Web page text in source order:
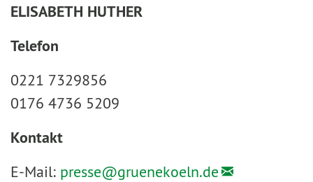
ELISABETH HUTHER
Telefon
0221 7329856
0176 4736 5209
Kontakt
E-Mail: presse@gruenekoeln.de